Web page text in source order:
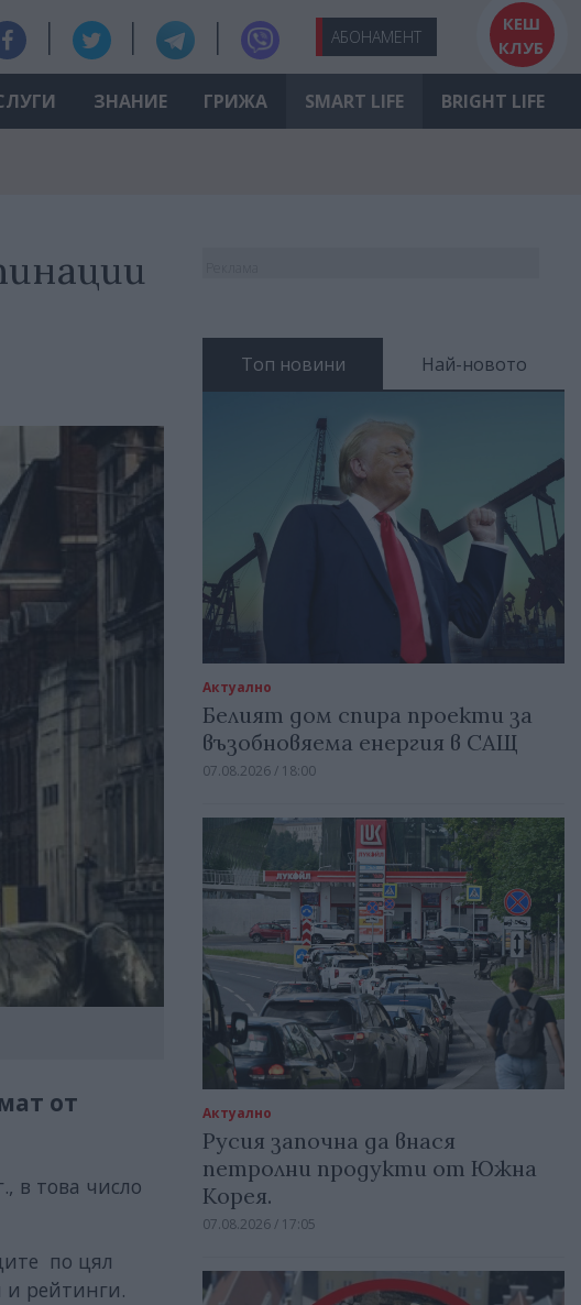
АБОНАМЕНТ
КЕШ
КЛУБ
ЗНАНИЕ ГРИЖА SMART LIFE BRIGHT LIFE
от
в това число
по цял
и рейтинги.
Топ новини Най-новото
Актуално
Белият дом спира проекти за
възобновяема енергия в САЩ
07.08.2026 / 18:00
Актуално
Русия започна да внася
петролни продукти от Южна
Корея.
07.08.2026 / 17:05